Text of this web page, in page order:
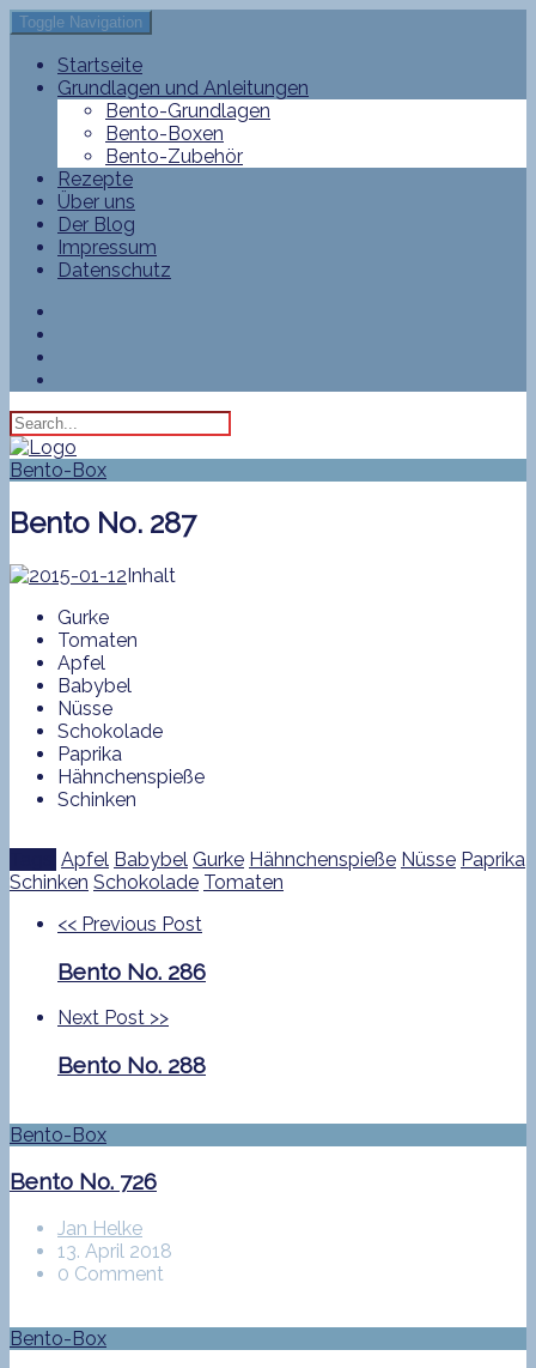
Toggle Navigation
Startseite
Grundlagen und Anleitungen
Bento-Grundlagen
Bento-Boxen
Bento-Zubehör
Rezepte
Über uns
Der Blog
Impressum
Datenschutz
Bento-Box
Bento No. 287
Inhalt
Gurke
Tomaten
Apfel
Babybel
Nüsse
Schokolade
Paprika
Hähnchenspieße
Schinken
Apfel Babybel Gurke Hähnchenspieße Nüsse Paprika
Schinken Schokolade Tomaten
<< Previous Post
Bento No. 286
Next Post >>
Bento No. 288
Bento-Box
Bento No. 726
Jan Helke
13. April 2018
0 Comment
Bento-Box